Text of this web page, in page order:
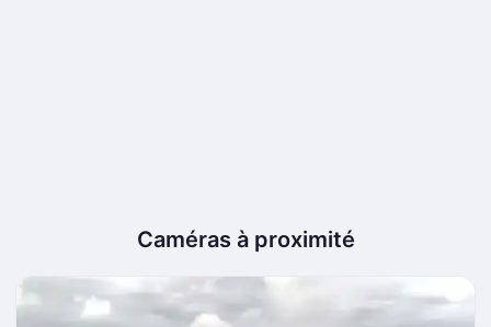
Caméras à proximité